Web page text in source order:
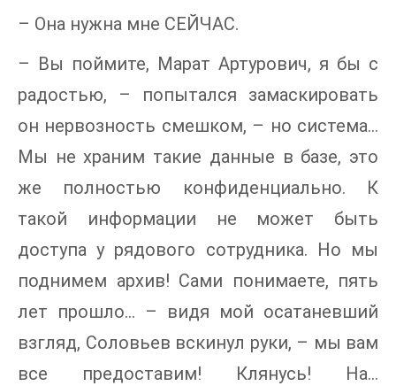
– Она нужна мне СЕЙЧАС.
– Вы поймите, Марат Артурович, я бы с
радостью, – попытался замаскировать
он нервозность смешком, – но система…
Мы не храним такие данные в базе, это
же полностью конфиденциально. К
такой информации не может быть
доступа у рядового сотрудника. Но мы
поднимем архив! Сами понимаете, пять
лет прошло… – видя мой осатаневший
взгляд, Соловьев вскинул руки, – мы вам
все предоставим! Клянусь! На…